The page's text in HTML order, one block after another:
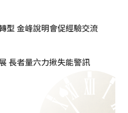
型 金峰說明會促經驗交流
長者量六力揪失能警訊